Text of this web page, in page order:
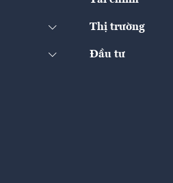
Thị trường
Đầu tư